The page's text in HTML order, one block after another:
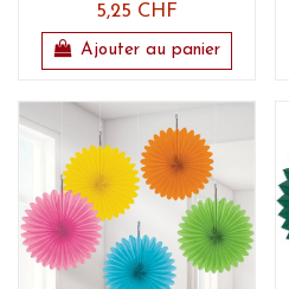
5,25 CHF
Ajouter au panier